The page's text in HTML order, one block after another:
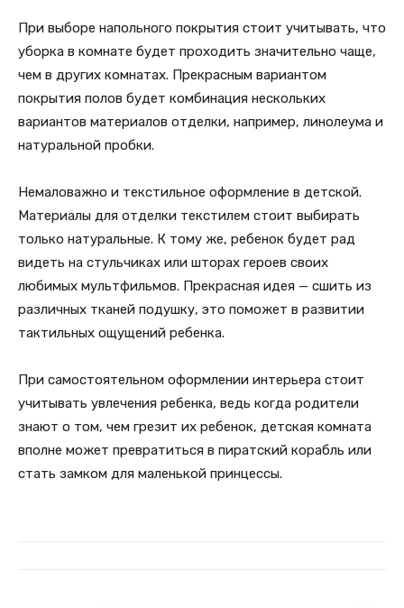
При выборе напольного покрытия стоит учитывать, что
уборка в комнате будет проходить значительно чаще,
чем в других комнатах. Прекрасным вариантом
покрытия полов будет комбинация нескольких
вариантов материалов отделки, например, линолеума и
натуральной пробки.
Немаловажно и текстильное оформление в детской.
Материалы для отделки текстилем стоит выбирать
только натуральные. К тому же, ребенок будет рад
видеть на стульчиках или шторах героев своих
любимых мультфильмов. Прекрасная идея — сшить из
различных тканей подушку, это поможет в развитии
тактильных ощущений ребенка.
При самостоятельном оформлении интерьера стоит
учитывать увлечения ребенка, ведь когда родители
знают о том, чем грезит их ребенок, детская комната
вполне может превратиться в пиратский корабль или
стать замком для маленькой принцессы.